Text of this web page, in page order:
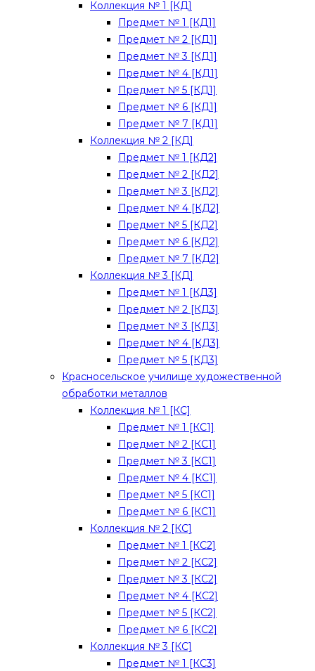
Коллекция № 1 [КД]
Предмет № 1 [КД1]
Предмет № 2 [КД1]
Предмет № 3 [КД1]
Предмет № 4 [КД1]
Предмет № 5 [КД1]
Предмет № 6 [КД1]
Предмет № 7 [КД1]
Коллекция № 2 [КД]
Предмет № 1 [КД2]
Предмет № 2 [КД2]
Предмет № 3 [КД2]
Предмет № 4 [КД2]
Предмет № 5 [КД2]
Предмет № 6 [КД2]
Предмет № 7 [КД2]
Коллекция № 3 [КД]
Предмет № 1 [КД3]
Предмет № 2 [КД3]
Предмет № 3 [КД3]
Предмет № 4 [КД3]
Предмет № 5 [КД3]
Красносельское училище художественной
обработки металлов
Коллекция № 1 [КС]
Предмет № 1 [КС1]
Предмет № 2 [КС1]
Предмет № 3 [КС1]
Предмет № 4 [КС1]
Предмет № 5 [КС1]
Предмет № 6 [КС1]
Коллекция № 2 [КС]
Предмет № 1 [КС2]
Предмет № 2 [КС2]
Предмет № 3 [КС2]
Предмет № 4 [КС2]
Предмет № 5 [КС2]
Предмет № 6 [КС2]
Коллекция № 3 [КС]
Предмет № 1 [КС3]